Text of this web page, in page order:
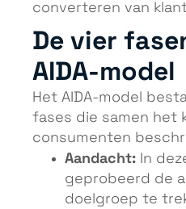
converteren van
De vier
AIDA-model
Het AIDA-model
fases die samen het
consumenten
Aandacht: In
geprobeerd de
doelgroep te